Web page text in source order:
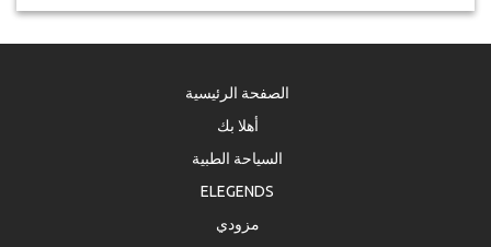
الصفحة الرئيسية
أهلا بك
السياحة الطبية
ELEGENDS
مزودي